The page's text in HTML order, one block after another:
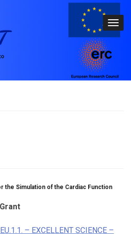
the Simulation of the Cardiac Function
– EXCELLENT SCIENCE –